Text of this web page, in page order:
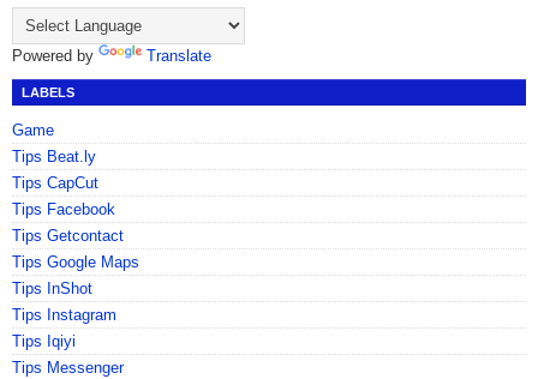
Powered by Translate
LABELS
Game
Tips Beat.ly
Tips CapCut
Tips Facebook
Tips Getcontact
Tips Google Maps
Tips InShot
Tips Instagram
Tips Iqiyi
Tips Messenger